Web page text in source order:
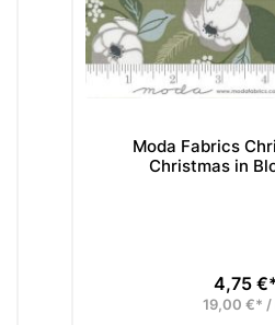
Moda Fabrics
Christmas in
Preis
4,75
19,00 €* /